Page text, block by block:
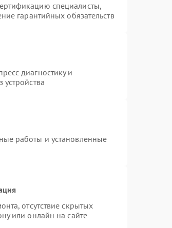
специалисты,
гарантийных обязательств
диагностику и
работы и установленные
отсутствие скрытых
или онлайн на сайте